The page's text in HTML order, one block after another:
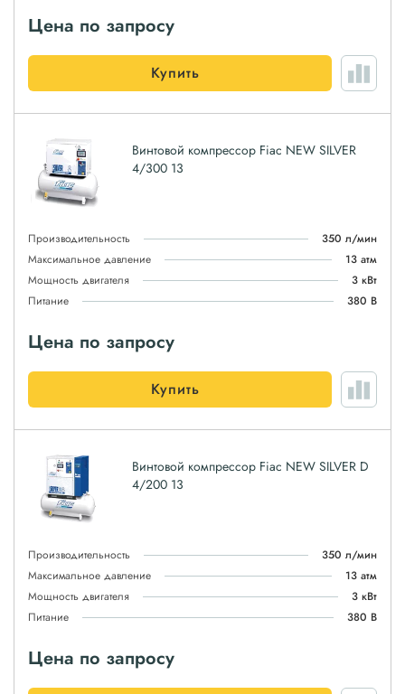
Цена по запросу
Купить
Винтовой компрессор Fiac NEW SILVER
4/300 13
Производительность
350 л/мин
Максимальное давление
13 атм
Мощность двигателя
3 кВт
Питание
380 В
Цена по запросу
Купить
Винтовой компрессор Fiac NEW SILVER D
4/200 13
Производительность
350 л/мин
Максимальное давление
13 атм
Мощность двигателя
3 кВт
Питание
380 В
Цена по запросу